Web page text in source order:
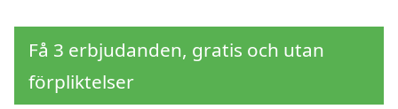
Få 3 erbjudanden, gratis och utan
förpliktelser